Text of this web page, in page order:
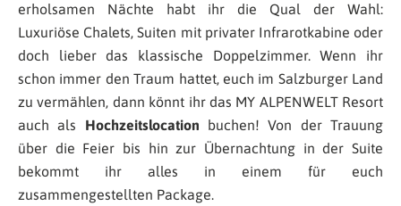
erholsamen Nächte habt ihr die Qual der Wahl:
Luxuriöse Chalets, Suiten mit privater Infrarotkabine oder
doch lieber das klassische Doppelzimmer. Wenn ihr
schon immer den Traum hattet, euch im Salzburger Land
zu vermählen, dann könnt ihr das MY ALPENWELT Resort
auch als Hochzeitslocation buchen! Von der Trauung
über die Feier bis hin zur Übernachtung in der Suite
bekommt ihr alles in einem für euch
zusammengestellten Package.